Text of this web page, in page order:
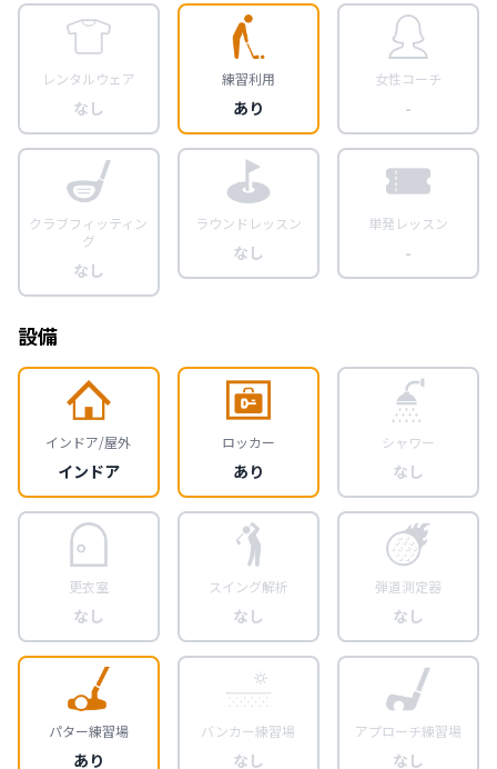
レンタルウェア
なし
練習利用
あり
女性コーチ
-
クラブフィッティン
グ
なし
ラウンドレッスン
なし
単発レッスン
-
設備
インドア/屋外
インドア
ロッカー
あり
シャワー
なし
更衣室
なし
スイング解析
なし
弾道測定器
なし
パター練習場
あり
バンカー練習場
なし
アプローチ練習場
なし